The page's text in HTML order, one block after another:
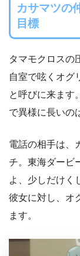
カサマツの
目標
タマモクロスの
自室で呟くオグ
と呼びに来ます
で異様に長いの
電話の相手は、
チ。東海ダービ
よ、少しだけく
彼女に対し、オ
ます。